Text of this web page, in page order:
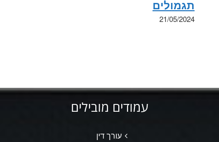
תגמולים
21/05/2024
עמודים מובילים
עורך דין